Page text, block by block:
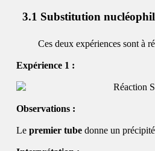
Substitution
Ces deux expériences sont à
Expérience 1 :
Observations :
Lepremier tube donne un